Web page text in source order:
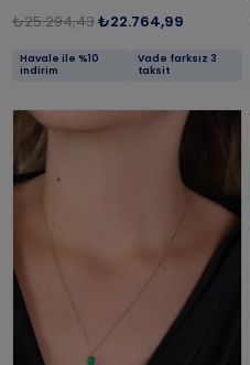
₺25.294,43₺22.764,99
Havale ile %10
indirim
Vade farksız 3
taksit